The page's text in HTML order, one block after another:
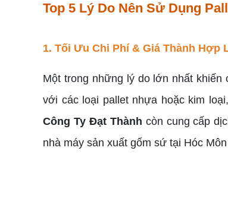
Top 5 Lý Do Nên Sử Dụng
1. Tối Ưu Chi Phí & Giá Thành Hợp
Một trong những lý do lớn nhất
với các loại pallet nhựa hoặc kim loại,
Công Ty Đạt Thành còn cung cấp
nhà máy sản xuất gốm sứ tại Hóc